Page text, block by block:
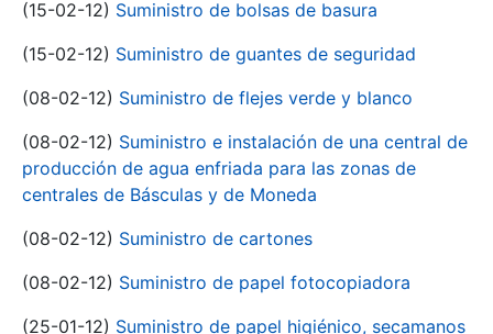
(15-02-12) Suministro de bolsas de basura
(15-02-12) Suministro de guantes de seguridad
(08-02-12) Suministro de flejes verde y blanco
(08-02-12) Suministro e instalación de una central de
producción de agua enfriada para las zonas de
centrales de Básculas y de Moneda
(08-02-12) Suministro de cartones
(08-02-12) Suministro de papel fotocopiadora
(25-01-12) Suministro de papel higiénico, secamanos